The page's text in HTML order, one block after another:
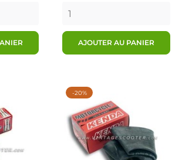
AJOUTER AU PANIER
-20%